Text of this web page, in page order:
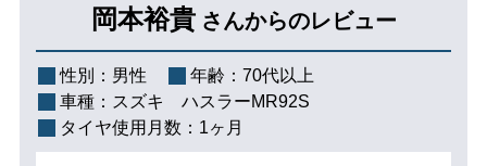
岡本裕貴 さんからのレビュー
性別： 男性 年齢： 70代以上
車種： スズキ ハスラーMR92S
タイヤ使用月数： 1ヶ月